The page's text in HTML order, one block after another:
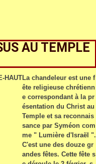
AU TEMPLE
La chandeleur est une f
ête religieuse chrétienn
e correspondant à la pr
ésentation du Christ au
Temple et sa reconnais
sance par Syméon com
me " Lumière d'Israël ".
C'est une des douze gr
andes fêtes. Cette fête s